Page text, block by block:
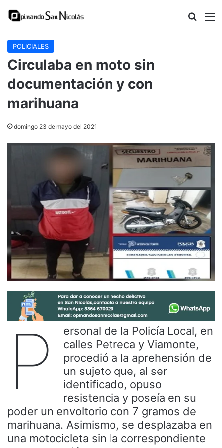
Buscar
POLICIALES
Circulaba en moto sin
documentación y con
marihuana
domingo 23 de mayo del 2021
P
ersonal de la Policía Local, en
calles Petreca y Viamonte,
procedió a la aprehensión de
un sujeto que, al ser
identificado, opuso
resistencia y poseía en su
poder un envoltorio con 7 gramos de
marihuana. Asimismo, se desplazaba en
una motocicleta sin la correspondiente